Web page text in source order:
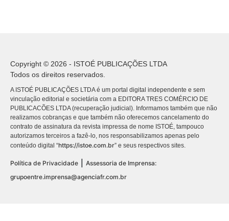
Copyright © 2026 - ISTOÉ PUBLICAÇÕES LTDA
Todos os direitos reservados.
A ISTOÉ PUBLICAÇÕES LTDA é um portal digital independente e sem
vinculação editorial e societária com a EDITORA TRES COMÉRCIO DE
PUBLICACÕES LTDA (recuperação judicial). Informamos também que não
realizamos cobranças e que também não oferecemos cancelamento do
contrato de assinatura da revista impressa de nome ISTOÉ, tampouco
autorizamos terceiros a fazê-lo, nos responsabilizamos apenas pelo
conteúdo digital “https://istoe.com.br” e seus respectivos sites.
Política de Privacidade
Assessoria de Imprensa:
grupoentre.imprensa@agenciafr.com.br